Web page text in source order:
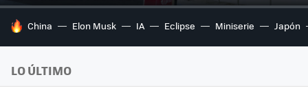
HOY SE HABLA DE
China Elon Musk IA Eclipse Miniserie Japón
LO ÚLTIMO